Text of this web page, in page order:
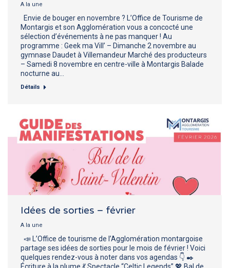
A la une
Envie de bouger en novembre ? L’Office de Tourisme de
Montargis et son Agglomération vous a concocté une
sélection d’événements à ne pas manquer ! Au
programme : Geek ma Vill’ – Dimanche 2 novembre au
gymnase Daudet à Villemandeur Marché des producteurs
– Samedi 8 novembre en centre-ville à Montargis Balade
nocturne au…
Détails
Idées de sorties – février
A la une
📣 L’Office de tourisme de l’Agglomération montargoise
partage ses idées de sorties pour le mois de février ! Voici
quelques rendez-vous à noter dans vos agendas 👇 ✒️
Écriture à la plume 💃 Spectacle “Celtic Legends” 💖 Bal de